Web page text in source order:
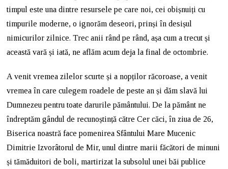
timpul este una dintre resursele pe care noi, cei obișnuiți cu
timpurile moderne, o ignorăm deseori, prinși în desișul
nimicurilor zilnice. Trec anii rând pe rând, așa cum a trecut și
această vară și iată, ne aflăm acum deja la final de octombrie.
A venit vremea zilelor scurte și a nopților răcoroase, a venit
vremea în care culegem roadele de peste an și dăm slavă lui
Dumnezeu pentru toate darurile pământului. De la pământ ne
îndreptăm gândul de recunoștință către Cer căci, în ziua de 26,
Biserica noastră face pomenirea Sfântului Mare Mucenic
Dimitrie Izvorâtorul de Mir, unul dintre marii făcători de minuni
și tămăduitori de boli, martirizat la subsolul unei băi publice